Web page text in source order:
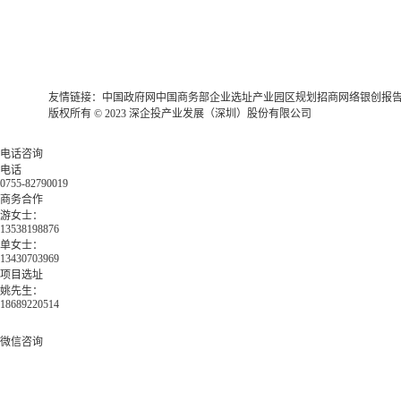
友情链接： 中国政府网 中国商务部企业选址产业园区规划 招商网络银创报
版权所有 © 2023 深企投产业发展（深圳）股份有限公司
电话咨询
电话
0755-82790019
商务合作
游女士：
13538198876
单女士：
13430703969
项目选址
姚先生：
18689220514
微信咨询